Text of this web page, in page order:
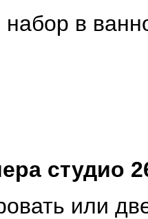
набор в
студио
или